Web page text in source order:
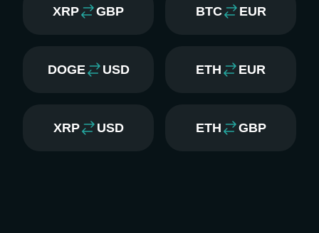
XRP GBP BTC EUR
DOGE USD ETH EUR
XRP USD ETH GBP